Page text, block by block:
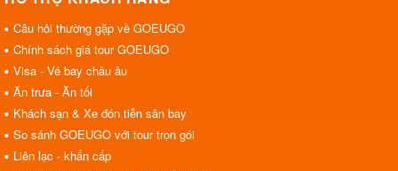
Câu hỏi thường gặp về GOEUGO
Chính sách giá tour GOEUGO
Visa - Vé bay châu âu
Ăn trưa - Ăn tối
Khách sạn & Xe đón tiễn sân bay
So sánh GOEUGO với tour trọn gói
Liên lạc - khẩn cấp